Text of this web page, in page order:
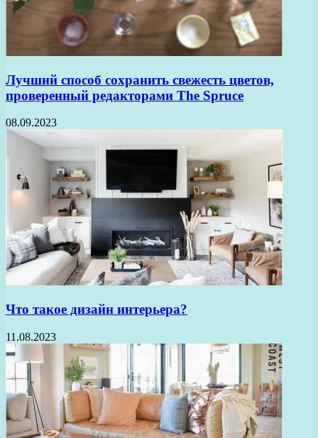
Лучший способ сохранить свежесть цветов,
проверенный редакторами The Spruce
08.09.2023
Что такое дизайн интерьера?
11.08.2023